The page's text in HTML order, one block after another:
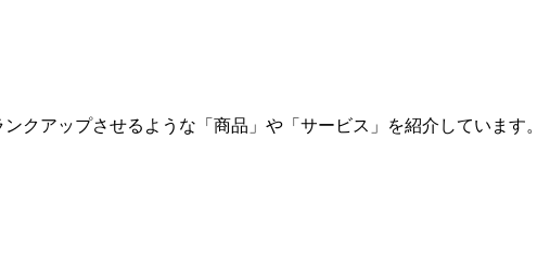
クアップさせるような 「商品」 や 「サービス」 を紹介しています。